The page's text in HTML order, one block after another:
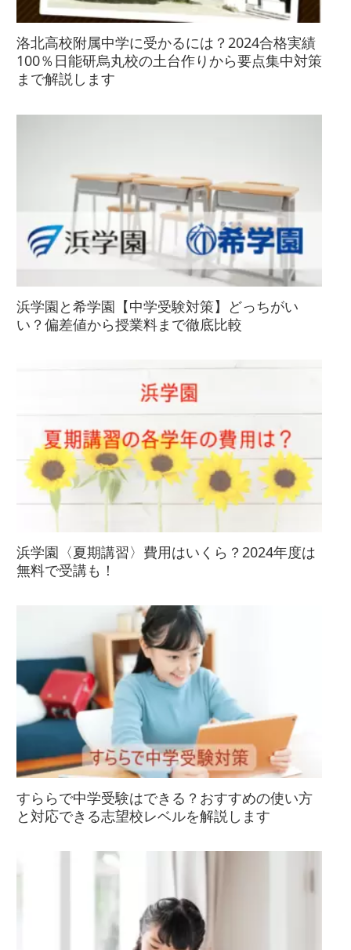
洛北高校附属中学に受かるには？2024合格実績
100％日能研烏丸校の土台作りから要点集中対策
まで解説します
浜学園と希学園【中学受験対策】どっちがい
い？偏差値から授業料まで徹底比較
浜学園〈夏期講習〉費用はいくら？2024年度は
無料で受講も！
すららで中学受験はできる？おすすめの使い方
と対応できる志望校レベルを解説します